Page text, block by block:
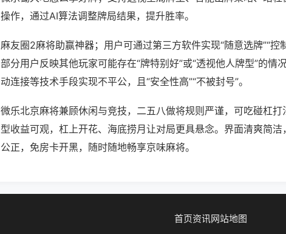
操作，通过AI算法调整牌局结果，提升胜率。
麻友圈2麻将助赢神器；用户可通过第三方软件实现“随意选牌”“控
部分用户反映其他玩家可能存在“牌特别好”或“透视他人牌型”的情
动连接等技术手段实现不平公，且“安全性高”“不被封号”。
微乐北京麻将兼顾休闲与竞技，二五八做将规则严谨，可吃碰杠
型收益可观，杠上开花、海底捞月让对局更具悬念。界面清爽简
公正，免房卡开黑，随时随地畅享京味麻将。
首页资讯网站地图